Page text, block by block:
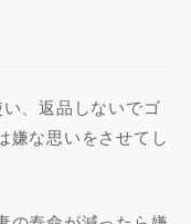
、返品しないでゴ
嫌な思いをさせてし